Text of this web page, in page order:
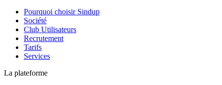
Pourquoi choisir Sindup
Société
Club Utilisateurs
Recrutement
Tarifs
Services
La plateforme